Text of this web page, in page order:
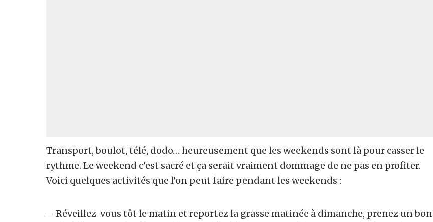
Transport, boulot, télé, dodo… heureusement que les weekends sont là pour casser le
rythme. Le weekend c’est sacré et ça serait vraiment dommage de ne pas en profiter.
Voici quelques activités que l’on peut faire pendant les weekends :
– Réveillez-vous tôt le matin et reportez la grasse matinée à dimanche, prenez un bon